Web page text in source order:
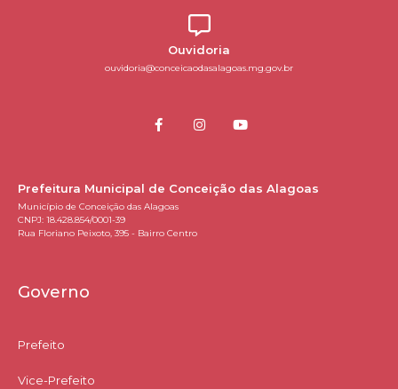
Ouvidoria
ouvidoria@conceicaodasalagoas.mg.gov.br
Prefeitura Municipal de Conceição das Alagoas
Município de Conceição das Alagoas
CNPJ: 18.428.854/0001-39
Rua Floriano Peixoto, 395 - Bairro Centro
Governo
Prefeito
Vice-Prefeito